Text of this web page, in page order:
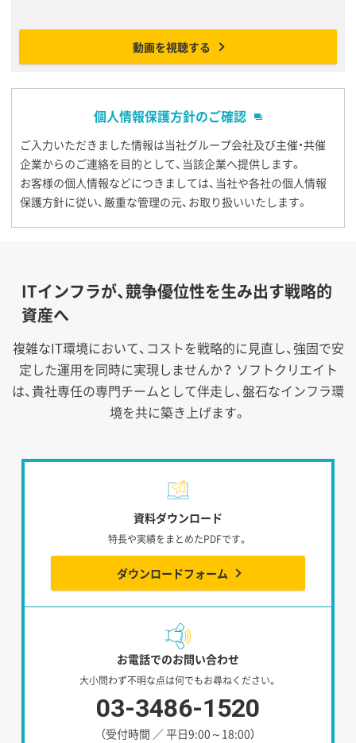
動画を視聴する
個人情報保護方針のご確認
ご入力いただきました情報は当社グループ会社及び主催・共催
企業からのご連絡を目的として、当該企業へ提供します。
お客様の個人情報などにつきましては、当社や各社の個人情報
保護方針に従い、厳重な管理の元、お取り扱いいたします。
ITインフラが、競争優位性を生み出す戦略的
資産へ
複雑なIT環境において、コストを戦略的に見直し、強固で安
定した運用を同時に実現しませんか？ ソフトクリエイト
は、貴社専任の専門チームとして伴走し、盤石なインフラ環
境を共に築き上げます。
資料ダウンロード
特長や実績をまとめたPDFです。
ダウンロードフォーム
お電話でのお問い合わせ
大小問わず不明な点は何でもお尋ねください。
03-3486-1520
（受付時間 ／ 平日9:00～18:00）